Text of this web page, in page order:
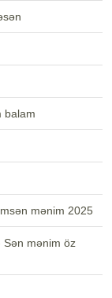
balam
mənim 2025
mənim öz